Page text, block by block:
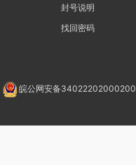
封号说明
找回密码
皖公网安备34022202000200